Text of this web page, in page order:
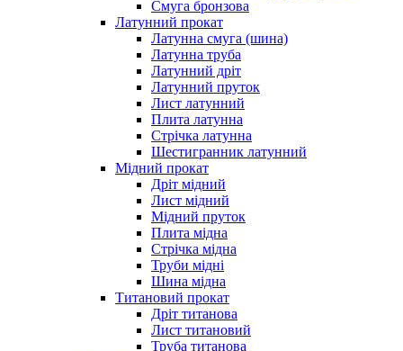
Смуга бронзова
Латунний прокат
Латунна смуга (шина)
Латунна труба
Латунний дріт
Латунний пруток
Лист латунний
Плита латунна
Стрічка латунна
Шестигранник латунний
Мідний прокат
Дріт мідний
Лист мідний
Мідний пруток
Плита мідна
Стрічка мідна
Труби мідні
Шина мідна
Титановий прокат
Дріт титанова
Лист титановий
Труба титанова